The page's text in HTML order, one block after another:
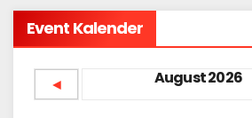
Event Kalender
◄ August 2026